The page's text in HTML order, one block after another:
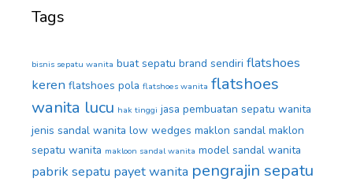
Tags
bisnis sepatu wanita buat sepatu brand sendiri flatshoes
keren flatshoes pola flatshoes wanita flatshoes
wanita lucu hak tinggi jasa pembuatan sepatu wanita
jenis sandal wanita low wedges maklon sandal maklon
sepatu wanita makloon sandal wanita model sandal wanita
pabrik sepatu payet wanita pengrajin sepatu